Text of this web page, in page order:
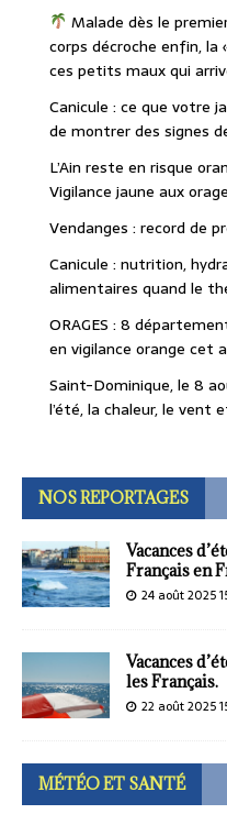
Malade dès le
corps décroche enfin, la
ces petits maux qui
Canicule : ce que votre
de montrer des signes
L’Ain reste en risque
Vigilance jaune aux
Vendanges : record de
Canicule : nutrition,
alimentaires quand le
ORAGES : 8
en vigilance orange cet
Saint-Dominique, le 8
l’été, la chaleur, le vent
NOS REPORTAGES
Vacances
Français en
24 août 2025
Vacances
les Français.
22 août 2025
MÉTÉO ET SANTÉ